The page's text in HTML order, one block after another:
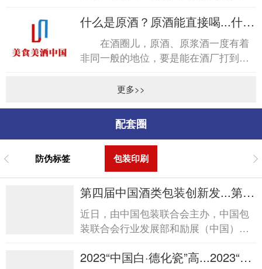
造假，心中不免五味杂陈...
什么是原酒？原酒能直接喝...什么
是原酒？原酒能直接喝...
在酒圈儿，原酒、原浆酒一度有着
非同一般的地位，要是能在酒厂打到纯
事儿。商标、无统一包装...
更多>>
配套圈
防伪标签 包装印刷
第四届中国酒类包装创新发...第四
届中国酒类包装创新发...
近日，由中国包装联合会主办，中国包
装联合会行业发展部和励展（中国）投
创新发展论坛&rdq...
2023“中国白·德化瓷”高...2023“中